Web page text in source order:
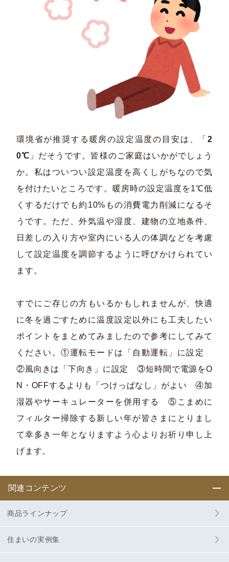
環境省が推奨する暖房の設定温度の目安は、「2
0℃ 」だそうです。皆様のご家庭はいかがでしょう
か。私はついつい設定温度を高くしがちなので気
を付けたいところです。暖房時の設定温度を1℃低
くするだけでも約10%もの消費電力削減になるそ
うです。ただ、外気温や湿度、建物の立地条件、
日差しの入り方や室内にいる人の体調などを考慮
して設定温度を調節するように呼びかけられてい
ます。
すでにご存じの方もいるかもしれませんが、快適
に冬を過ごすために温度設定以外にも工夫したい
ポイントをまとめてみましたので参考にしてみて
ください。①運転モードは「自動運転」に設定
②風向きは「下向き」に設定 ③短時間で電源をO
N・OFFするよりも「つけっぱなし」がよい ④加
湿器やサーキュレーターを併用する ⑤こまめに
フィルター掃除する新しい年が皆さまにとりまし
て幸多き一年となりますよう心よりお祈り申し上
げます。
関連コンテンツ
商品ラインナップ
住まいの実例集